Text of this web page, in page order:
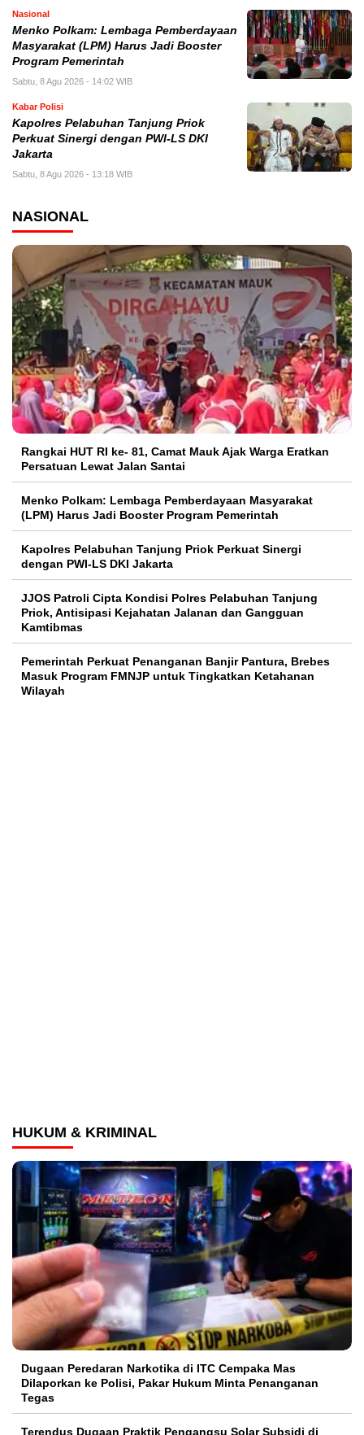
Nasional
Menko Polkam: Lembaga Pemberdayaan
Masyarakat (LPM) Harus Jadi Booster
Program Pemerintah
Sabtu, 8 Agu 2026 - 14:02 WIB
Kabar Polisi
Kapolres Pelabuhan Tanjung Priok
Perkuat Sinergi dengan PWI-LS DKI
Jakarta
Sabtu, 8 Agu 2026 - 13:18 WIB
NASIONAL
Rangkai HUT RI ke- 81, Camat Mauk Ajak Warga Eratkan
Persatuan Lewat Jalan Santai
Menko Polkam: Lembaga Pemberdayaan Masyarakat
(LPM) Harus Jadi Booster Program Pemerintah
Kapolres Pelabuhan Tanjung Priok Perkuat Sinergi
dengan PWI-LS DKI Jakarta
JJOS Patroli Cipta Kondisi Polres Pelabuhan Tanjung
Priok, Antisipasi Kejahatan Jalanan dan Gangguan
Kamtibmas
Pemerintah Perkuat Penanganan Banjir Pantura, Brebes
Masuk Program FMNJP untuk Tingkatkan Ketahanan
Wilayah
HUKUM & KRIMINAL
Dugaan Peredaran Narkotika di ITC Cempaka Mas
Dilaporkan ke Polisi, Pakar Hukum Minta Penanganan
Tegas
Terendus Dugaan Praktik Pengangsu Solar Subsidi di